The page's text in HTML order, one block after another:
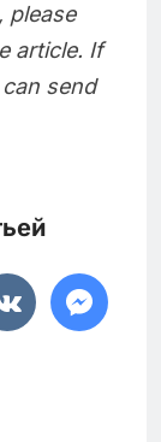
please
article. If
send